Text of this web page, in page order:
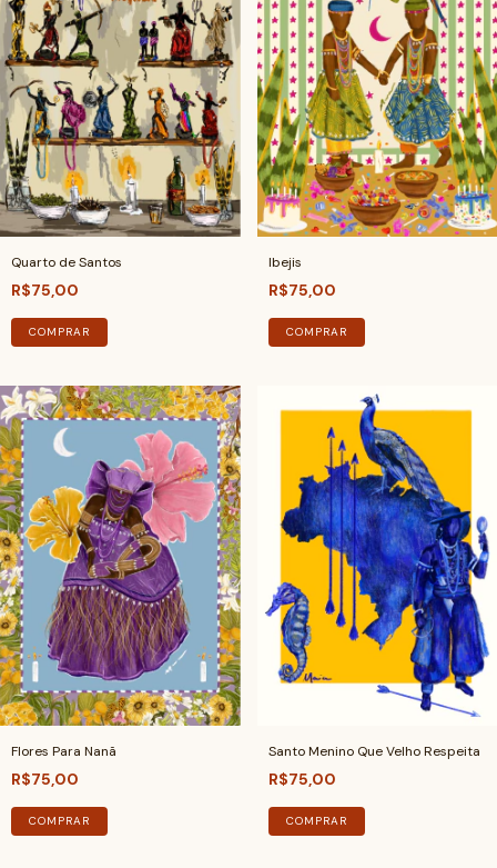
Quarto de Santos
R$75,00
COMPRAR
Ibejis
R$75,00
COMPRAR
Flores Para Nanã
R$75,00
COMPRAR
Santo Menino Que Velho Respeita
R$75,00
COMPRAR